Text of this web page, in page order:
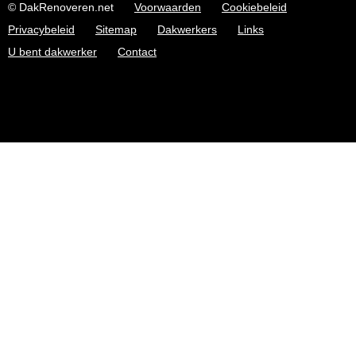
© DakRenoveren.net Voorwaarden
Cookiebeleid
Privacybeleid
Sitemap Dakwerkers
Links
U bent dakwerker
Contact